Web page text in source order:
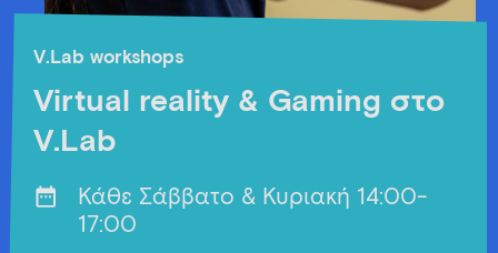
V.Lab workshops
Virtual reality & Gaming στο
V.Lab
Κάθε Σάββατο & Κυριακή 14:00-
17:00